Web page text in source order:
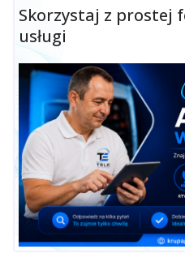
Skorzystaj z prostej
usługi